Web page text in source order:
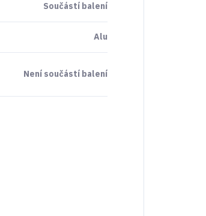
Součástí balení
Alu
Není součástí balení